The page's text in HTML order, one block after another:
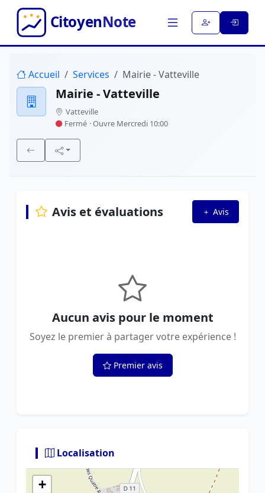
Accueil Services Mairie - Vatteville
Mairie - Vatteville
Vatteville
Fermé · Ouvre Mercredi 10:00
Avis et évaluations Avis
Aucun avis pour le moment
Soyez le premier à partager votre expérience !
Premier avis
Localisation
+